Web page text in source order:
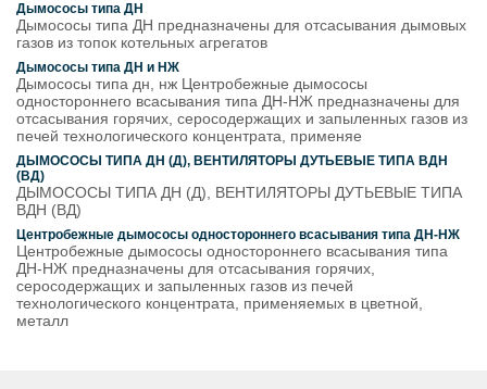
Дымососы типа ДН
Дымососы типа ДН предназначены для отсасывания дымовых
газов из топок котельных агрегатов
Дымососы типа ДН и НЖ
Дымососы типа дн, нж Центробежные дымососы
одностороннего всасывания типа ДН-НЖ предназначены для
отсасывания горячих, серосодержащих и запыленных газов из
печей технологического концентрата, применяе
ДЫМОСОСЫ ТИПА ДН (Д), ВЕНТИЛЯТОРЫ ДУТЬЕВЫЕ ТИПА ВДН
(ВД)
ДЫМОСОСЫ ТИПА ДН (Д), ВЕНТИЛЯТОРЫ ДУТЬЕВЫЕ ТИПА
ВДН (ВД)
Центробежные дымососы одностороннего всасывания типа ДН-НЖ
Центробежные дымососы одностороннего всасывания типа
ДН-НЖ предназначены для отсасывания горячих,
серосодержащих и запыленных газов из печей
технологического концентрата, применяемых в цветной,
металл